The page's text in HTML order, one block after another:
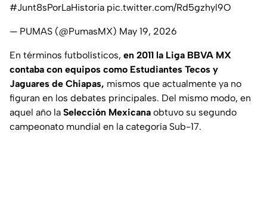
#Junt8sPorLaHistoria pic.twitter.com/Rd5gzhyl9O
— PUMAS (@PumasMX) May 19, 2026
En términos futbolísticos, en 2011 la Liga BBVA MX
contaba con equipos como Estudiantes Tecos y
Jaguares de Chiapas, mismos que actualmente ya no
figuran en los debates principales. Del mismo modo, en
aquel año la Selección Mexicana obtuvo su segundo
campeonato mundial en la categoría Sub-17.